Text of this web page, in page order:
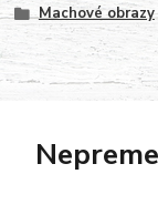
Machové obrazy